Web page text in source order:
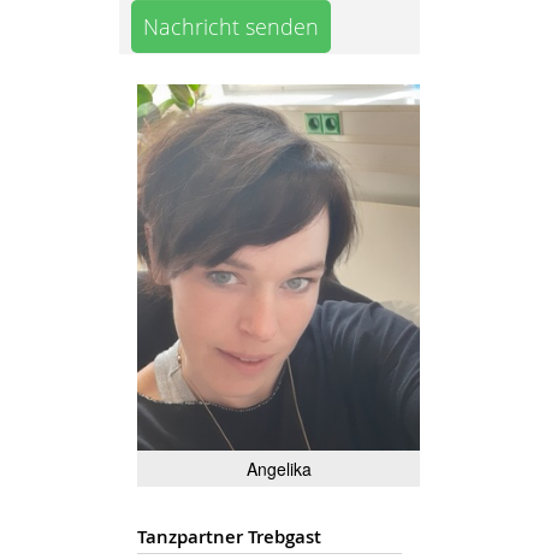
Nachricht senden
Angelika
Tanzpartner Trebgast